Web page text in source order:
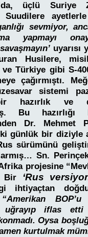
üçlü Suriye
Suudilere
sevmiyor,
yapmayı
uyarısı
Husilere,
Türkiye gibi S-
çağırmıştı.
sistemi
hazırlık ve
Bu hazırlığı
Dr. Mehmet
günlük bir diziyle
sürümünü
Sn.
projesine
Bir ‘Rus
ihtiyaçtan
“Amerikan
uğrayıp iflas
Oysa
kurtulmak